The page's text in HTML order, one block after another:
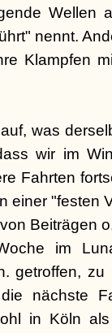
Wellen
nennt.
Klampfen
was
wir im
Fahrten
einer "festen
Beiträgen
im
getroffen, zu
nächste
in Köln